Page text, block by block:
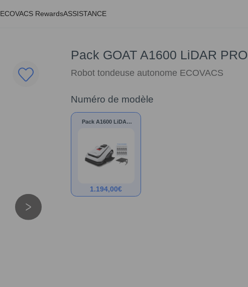
ECOVACS RewardsASSISTANCE
Pack GOAT A1600 LiDAR PRO
Robot tondeuse autonome ECOVACS
Numéro de modèle
Pack A1600 LiDAR
1.194,00€